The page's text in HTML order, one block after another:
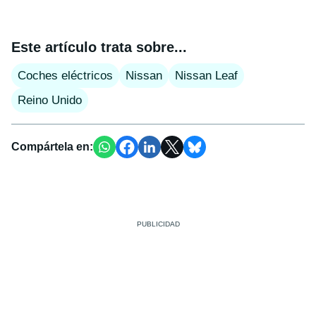
Este artículo trata sobre...
Coches eléctricos Nissan
Nissan Leaf
Reino Unido
Compártela en: